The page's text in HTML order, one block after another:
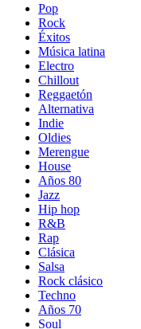
Pop
Rock
Éxitos
Música latina
Electro
Chillout
Reggaetón
Alternativa
Indie
Oldies
Merengue
House
Años 80
Jazz
Hip hop
R&B
Rap
Clásica
Salsa
Rock clásico
Techno
Años 70
Soul